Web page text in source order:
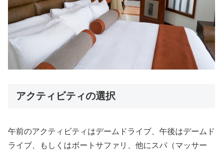
アクティビティの選択
午前のアクティビティはデームドライブ、午後はデームド
ライブ、もしくはボートサファリ、他にスパ（マッサー